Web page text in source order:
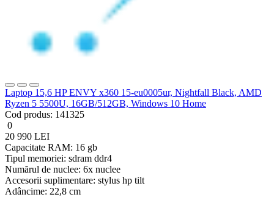
Laptop 15,6 HP ENVY x360 15-eu0005ur, Nightfall Black, AMD
Ryzen 5 5500U, 16GB/512GB, Windows 10 Home
Cod produs: 141325
0
20 990 LEI
Capacitate RAM: 16 gb
Tipul memoriei: sdram ddr4
Numărul de nuclee: 6x nuclee
Accesorii suplimentare: stylus hp tilt
Adâncime: 22,8 cm